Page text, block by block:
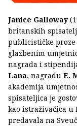
Janice Galloway
britanskih
publicističke
glazbenim
nagrada i
Lana, nagradu E.
akademija
spisateljica je
kao istraživačica
predavala na